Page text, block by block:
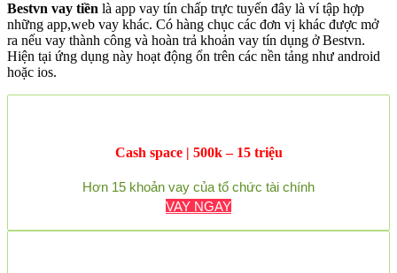
Bestvn vay tiền là app vay tín chấp trực tuyến đây là ví tập hợp
những app,web vay khác. Có hàng chục các đơn vị khác được mở
ra nếu vay thành công và hoàn trả khoản vay tín dụng ở Bestvn.
Hiện tại ứng dụng này hoạt động ổn trên các nền tảng như android
hoặc ios.
Cash space | 500k – 15 triệu
Hơn 15 khoản vay của tổ chức tài chính
VAY NGAY